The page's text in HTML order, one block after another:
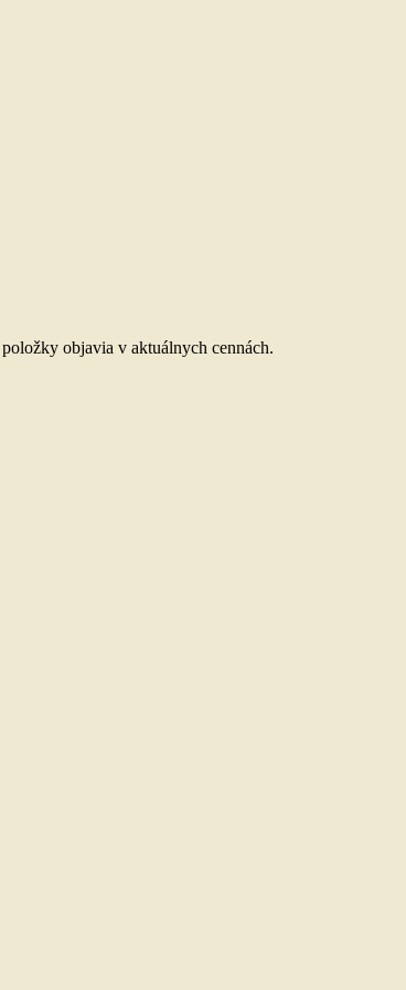
objavia v aktuálnych cennách.